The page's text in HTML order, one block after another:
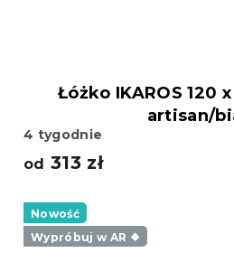
Łóżko IKAROS 120
artisan/
4 tygodnie
od 313 zł
Nowość
Wypróbuj w AR ❖